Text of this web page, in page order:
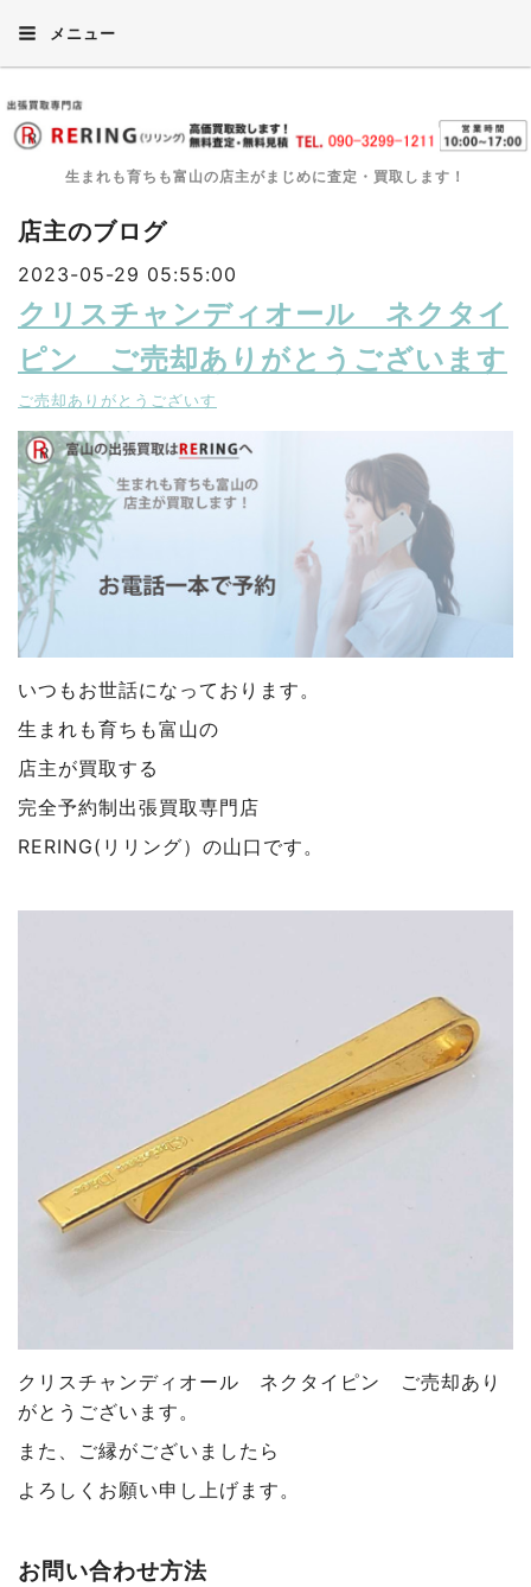
メニュー
生まれも育ちも富山の店主がまじめに査定・買取します！
店主のブログ
2023-05-29 05:55:00
クリスチャンディオール ネクタイ
ピン ご売却ありがとうございます
ご売却ありがとうございす
いつもお世話になっております。
生まれも育ちも富山の
店主が買取する
完全予約制出張買取専門店
RERING(リリング）の山口です。
クリスチャンディオール ネクタイピン ご売却あり
がとうございます。
また、ご縁がございましたら
よろしくお願い申し上げます。
お問い合わせ方法